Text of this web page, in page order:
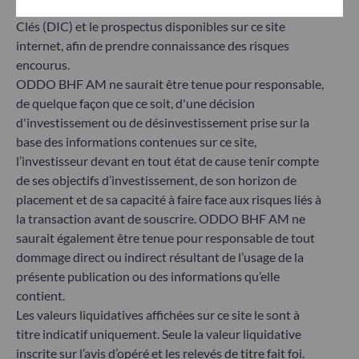
Gallusanlage 8
60329 Frankfurt am Main
Allemagne
+49 (0) 69 920 50 0
Société de Gestion de Portefeuille agréée par la
Bundesanstalt für Finanzdienstleistungsaufsicht (« BaFin »)
Enregistrement commercial : HRB 11971 tribunal local de
Düsseldorf
ODDO BHF Asset Management LUX
6, rue Gabriel Lippmann
L-5365 Munsbach
Luxembourg
+352 45 76 76 245
Enregistré au registre du commerce et des sociétés de
Luxembourg sous le numéro B 29891 Agréé et supervisé
par la commission de Surveillance du Secteur Financier
Clés (DIC) et le prospectus disponibles sur ce site
internet, afin de prendre connaissance des risques
encourus.
ODDO BHF AM ne saurait être tenue pour responsable,
de quelque façon que ce soit, d'une décision
d'investissement ou de désinvestissement prise sur la
base des informations contenues sur ce site,
l’investisseur devant en tout état de cause tenir compte
de ses objectifs d’investissement, de son horizon de
placement et de sa capacité à faire face aux risques liés à
la transaction avant de souscrire. ODDO BHF AM ne
saurait également être tenue pour responsable de tout
dommage direct ou indirect résultant de l’usage de la
présente publication ou des informations qu’elle
contient.
Les valeurs liquidatives affichées sur ce site le sont à
titre indicatif uniquement. Seule la valeur liquidative
inscrite sur l’avis d’opéré et les relevés de titre fait foi.